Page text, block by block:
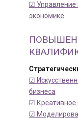
☑ Управление
экономике
☑
бизнеса
☑
☑